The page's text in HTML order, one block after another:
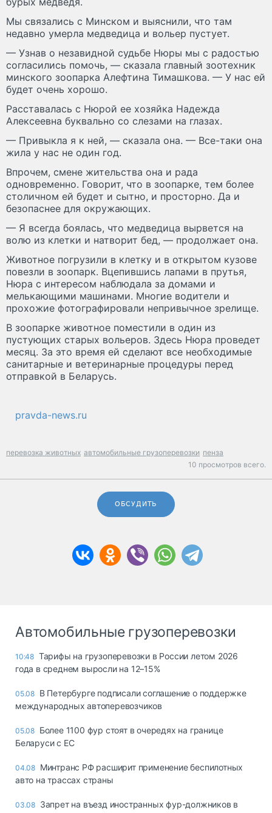
Мы связались с Минском и выяснили, что там
недавно умерла медведица и вольер пустует.
— Узнав о незавидной судьбе Нюры мы с радостью
согласились помочь, — сказала главный зоотехник
минского зоопарка Алефтина Тимашкова. — У нас ей
будет очень хорошо.
Расставалась с Нюрой ее хозяйка Надежда
Алексеевна буквально со слезами на глазах.
— Привыкла я к ней, — сказала она. — Все-таки она
жила у нас не один год.
Впрочем, смене жительства она и рада
одновременно. Говорит, что в зоопарке, тем более
столичном ей будет и сытно, и просторно. Да и
безопаснее для окружающих.
— Я всегда боялась, что медведица вырвется на
волю из клетки и натворит бед, — продолжает она.
Животное погрузили в клетку и в открытом кузове
повезли в зоопарк. Вцепившись лапами в прутья,
Нюра с интересом наблюдала за домами и
мелькающими машинами. Многие водители и
прохожие фотографировали непривычное зрелище.
В зоопарке животное поместили в один из
пустующих старых вольеров. Здесь Нюра проведет
месяц. За это время ей сделают все необходимые
санитарные и ветеринарные процедуры перед
отправкой в Беларусь.
pravda-news.ru
перевозка животных автомобильные грузоперевозки пенза
10 просмотров всего.
ОБСУДИТЬ
Автомобильные грузоперевозки
10:48 Тарифы на грузоперевозки в России летом 2026
года в среднем выросли на 12–15%
05.08 В Петербурге подписали соглашение о поддержке
международных автоперевозчиков
05.08 Более 1100 фур стоят в очередях на границе
Беларуси с ЕС
04.08 Минтранс РФ расширит применение беспилотных
авто на трассах страны
03.08 Запрет на въезд иностранных фур-должников в